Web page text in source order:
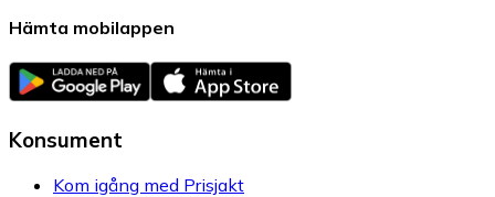
Hämta mobilappen
Konsument
Kom igång med Prisjakt